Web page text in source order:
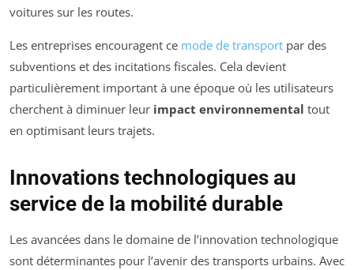
voitures sur les routes.
Les entreprises encouragent ce mode de transport par des
subventions et des incitations fiscales. Cela devient
particulièrement important à une époque où les utilisateurs
cherchent à diminuer leur impact environnemental tout
en optimisant leurs trajets.
Innovations technologiques au
service de la mobilité durable
Les avancées dans le domaine de l’innovation technologique
sont déterminantes pour l’avenir des transports urbains. Avec